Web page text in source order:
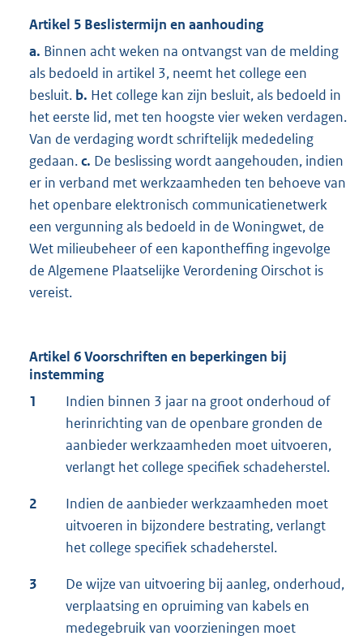
Artikel 5 Beslistermijn en aanhouding
a. Binnen acht weken na ontvangst van de melding
als bedoeld in artikel 3, neemt het college een
besluit. b. Het college kan zijn besluit, als bedoeld in
het eerste lid, met ten hoogste vier weken verdagen.
Van de verdaging wordt schriftelijk mededeling
gedaan.c. De beslissing wordt aangehouden, indien
er in verband met werkzaamheden ten behoeve van
het openbare elektronisch communicatienetwerk
een vergunning als bedoeld in de Woningwet, de
Wet milieubeheer of een kapontheffing ingevolge
de Algemene Plaatselijke Verordening Oirschot is
vereist.
Artikel 6 Voorschriften en beperkingen bij
instemming
1
Indien binnen 3 jaar na groot onderhoud of
herinrichting van de openbare gronden de
aanbieder werkzaamheden moet uitvoeren,
verlangt het college specifiek schadeherstel.
2
Indien de aanbieder werkzaamheden moet
uitvoeren in bijzondere bestrating, verlangt
het college specifiek schadeherstel.
3
De wijze van uitvoering bij aanleg, onderhoud,
verplaatsing en opruiming van kabels en
medegebruik van voorzieningen moet